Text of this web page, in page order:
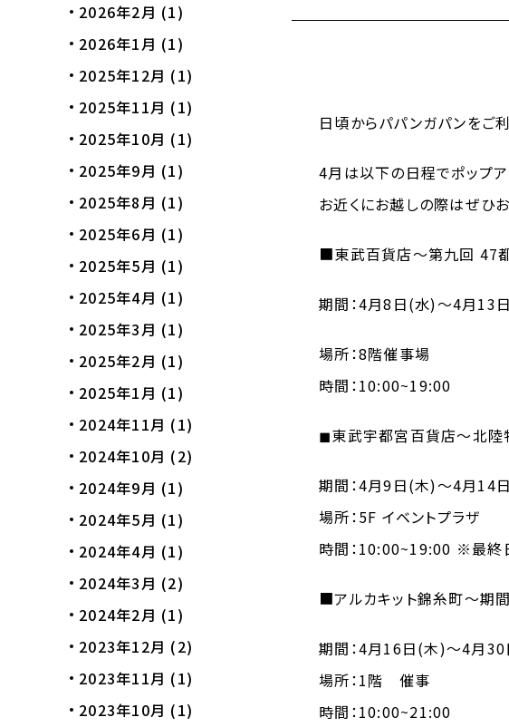
2026年2月 (1)
2026年1月 (1)
2025年12月 (1)
2025年11月 (1)
2025年10月 (1)
2025年9月 (1)
2025年8月 (1)
2025年6月 (1)
2025年5月 (1)
2025年4月 (1)
2025年3月 (1)
2025年2月 (1)
2025年1月 (1)
2024年11月 (1)
2024年10月 (2)
2024年9月 (1)
2024年5月 (1)
2024年4月 (1)
2024年3月 (2)
2024年2月 (1)
2023年12月 (2)
2023年11月 (1)
2023年10月 (1)
日頃からパパンガパンをご
4月は以下の日程でポップ
お近くにお越しの際はぜひ
■東武百貨店〜第九回 47
期間：4月8 日(水)〜4月13日
場所：8階催事場
時間：10:00~19:00
◼︎東武宇都宮百貨店〜北陸
期間：4月9日(木)〜4月14日
場所：5F イベントプラザ
時間：10:00~19:00 ※最終
■アルカキット錦糸町〜期
期間：4月16日(木)〜4月30
場所：1階 催事
時間：10:00~21:00